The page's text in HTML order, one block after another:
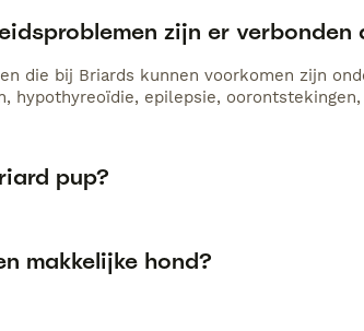
zijn er verbonden
die bij Briards kunnen voorkomen zijn
hypothyreoïdie, epilepsie,
pup?
makkelijke hond?